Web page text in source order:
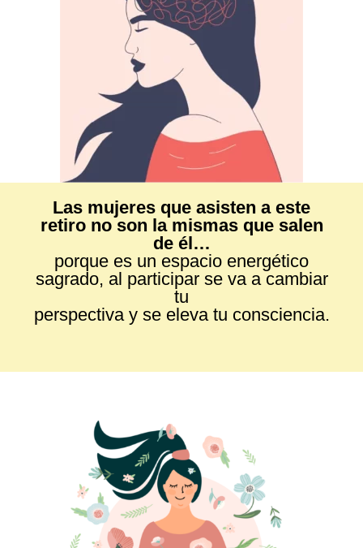
Las mujeres que asisten a este
retiro no son la mismas que salen
de él…
porque es un espacio energético
sagrado, al participar se va a cambiar
tu
perspectiva y se eleva tu consciencia.